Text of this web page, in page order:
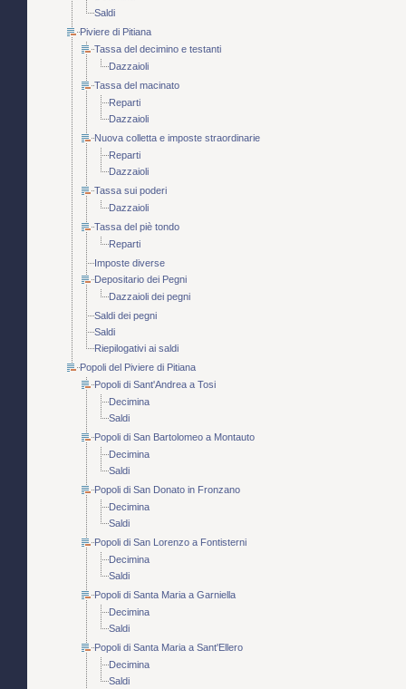
Saldi
Piviere di Pitiana
Tassa del decimino e testanti
Dazzaioli
Tassa del macinato
Reparti
Dazzaioli
Nuova colletta e imposte straordinarie
Reparti
Dazzaioli
Tassa sui poderi
Dazzaioli
Tassa del piè tondo
Reparti
Imposte diverse
Depositario dei Pegni
Dazzaioli dei pegni
Saldi dei pegni
Saldi
Riepilogativi ai saldi
Popoli del Piviere di Pitiana
Popoli di Sant'Andrea a Tosi
Decimina
Saldi
Popoli di San Bartolomeo a Montauto
Decimina
Saldi
Popoli di San Donato in Fronzano
Decimina
Saldi
Popoli di San Lorenzo a Fontisterni
Decimina
Saldi
Popoli di Santa Maria a Garniella
Decimina
Saldi
Popoli di Santa Maria a Sant'Ellero
Decimina
Saldi